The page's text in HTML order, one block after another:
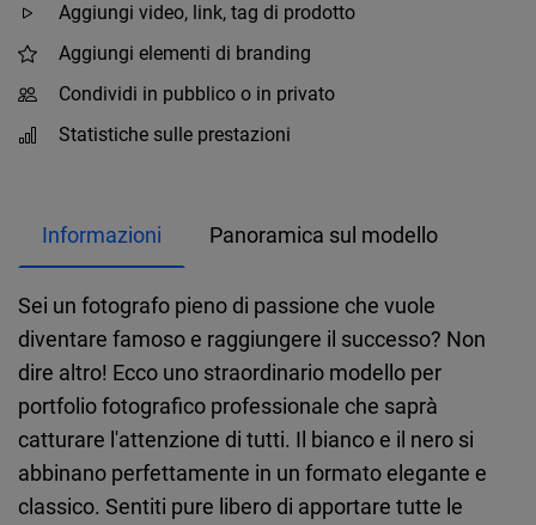
Aggiungi video, link, tag di prodotto
Aggiungi elementi di branding
Condividi in pubblico o in privato
Statistiche sulle prestazioni
Informazioni Panoramica sul modello
Sei un fotografo pieno di passione che vuole
diventare famoso e raggiungere il successo? Non
dire altro! Ecco uno straordinario modello per
portfolio fotografico professionale che saprà
catturare l'attenzione di tutti. Il bianco e il nero si
abbinano perfettamente in un formato elegante e
classico. Sentiti pure libero di apportare tutte le